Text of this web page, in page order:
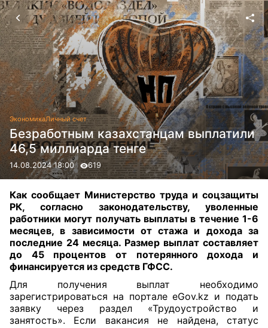
ЭкономикаЛичный счет
Безработным казахстанцам выплатили
46,5 миллиарда тенге
14.08.2024 18:00 619
Как сообщает Министерство труда и соцзащиты
РК, согласно законодательству, уволенные
работники могут получать выплаты в течение 1-6
месяцев, в зависимости от стажа и дохода за
последние 24 месяца. Размер выплат составляет
до 45 процентов от потерянного дохода и
финансируется из средств ГФСС.
Для получения выплат необходимо
зарегистрироваться на портале eGov.kz и подать
заявку через раздел «Трудоустройство и
занятость». Если вакансия не найдена, статус